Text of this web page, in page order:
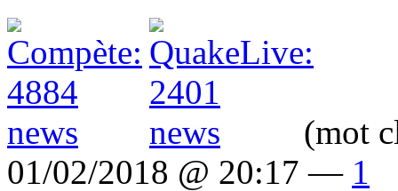
(mot
01/02/2018 @ 20:17 — 1